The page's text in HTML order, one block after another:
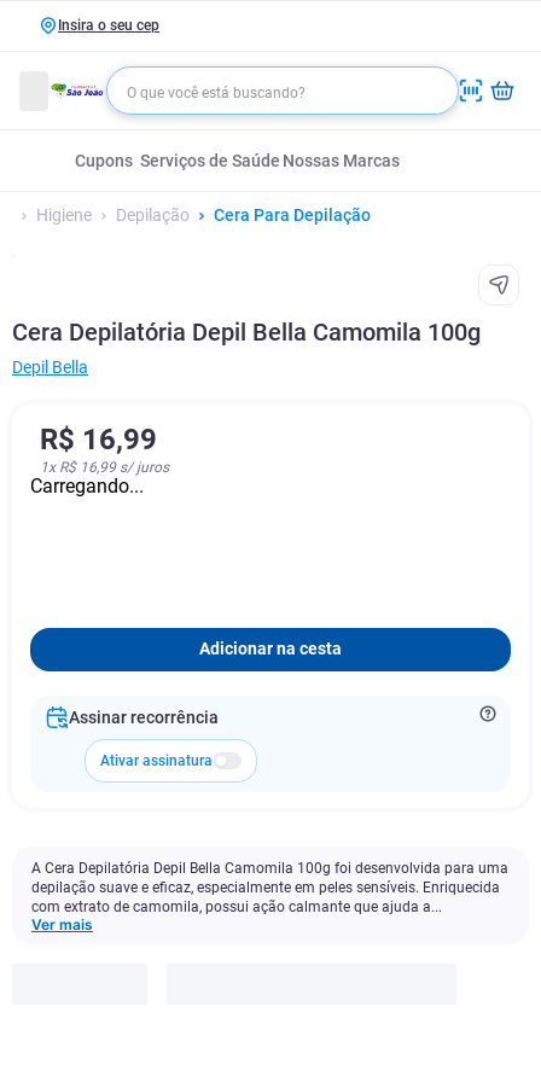
Insira o seu cep
Cupons Serviços de Saúde Nossas Marcas
Higiene Depilação Cera Para Depilação
Cera Depilatória Depil Bella Camomila 100g
Depil Bella
R$ 16,99
1x R$ 16,99s/ juros
Carregando...
Adicionar na cesta
Assinar recorrência
Ativar assinatura
A Cera Depilatória Depil Bella Camomila 100g foi desenvolvida para uma
depilação suave e eficaz, especialmente em peles sensíveis. Enriquecida
com extrato de camomila, possui ação calmante que ajuda a...
Ver mais